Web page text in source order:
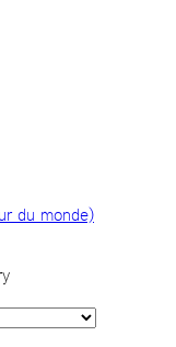
du monde)